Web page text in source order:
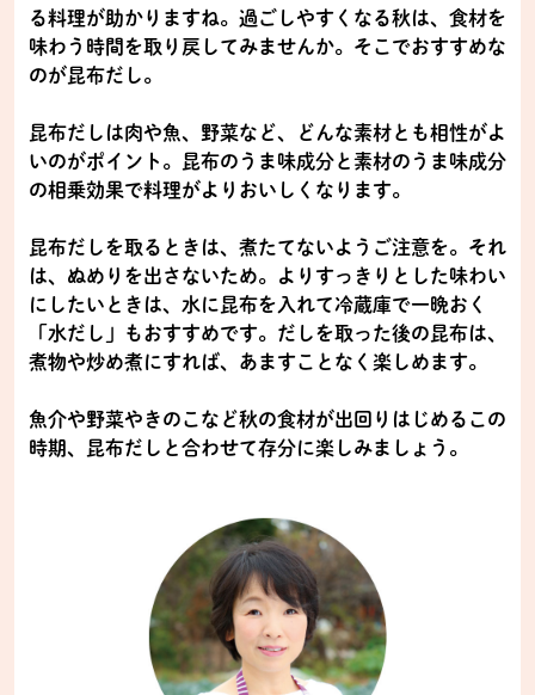
る料理が助かりますね。過ごしやすくなる秋は、食材を
味わう時間を取り戻してみませんか。そこでおすすめな
のが昆布だし。
昆布だしは肉や魚、野菜など、どんな素材とも相性がよ
いのがポイント。昆布のうま味成分と素材のうま味成分
の相乗効果で料理がよりおいしくなります。
昆布だしを取るときは、煮たてないようご注意を。それ
は、ぬめりを出さないため。よりすっきりとした味わい
にしたいときは、水に昆布を入れて冷蔵庫で一晩おく
「水だし」もおすすめです。だしを取った後の昆布は、
煮物や炒め煮にすれば、あますことなく楽しめます。
魚介や野菜やきのこなど秋の食材が出回りはじめるこの
時期、昆布だしと合わせて存分に楽しみましょう。